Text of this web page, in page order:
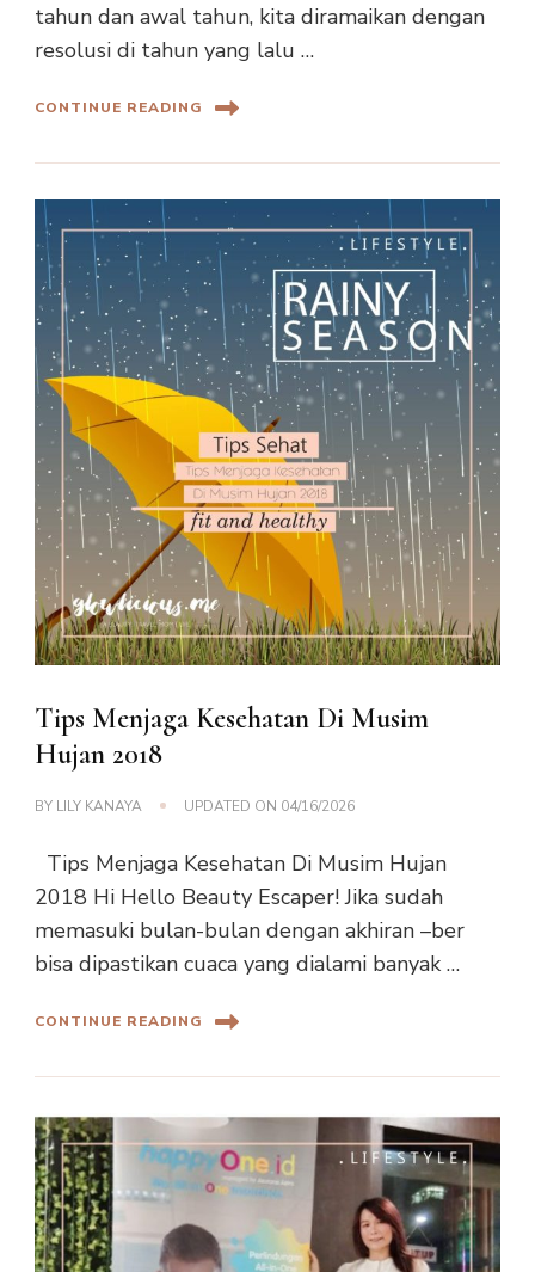
tahun dan awal tahun, kita diramaikan dengan
resolusi di tahun yang lalu …
CONTINUE READING
Tips Menjaga Kesehatan Di Musim
Hujan 2018
BY LILY KANAYA UPDATED ON 04/16/2026
Tips Menjaga Kesehatan Di Musim Hujan
2018 Hi Hello Beauty Escaper! Jika sudah
memasuki bulan-bulan dengan akhiran –ber
bisa dipastikan cuaca yang dialami banyak …
CONTINUE READING